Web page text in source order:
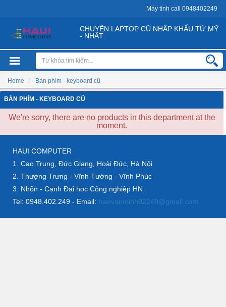
Máy tính call 0948402249
CHUYÊN LAPTOP CŨ NHẬP KHẨU TỪ MỸ
- NHẬT
Home Bàn phím - keyboard cũ
BÀN PHÍM - KEYBOARD CŨ
We're sorry, there are no products in this department at the
moment.
HAUI COMPUTER
1. Cao Trung, Đức Giang, Hoài Đức, Hà Nội
2. Thượng Trưng - Vĩnh Tường - Vĩnh Phúc
3. Nhổn - Cạnh Đại học Công nghiệp HN
Tel: 0948.402.249 - Email: tranvanminh02249@gmail.com